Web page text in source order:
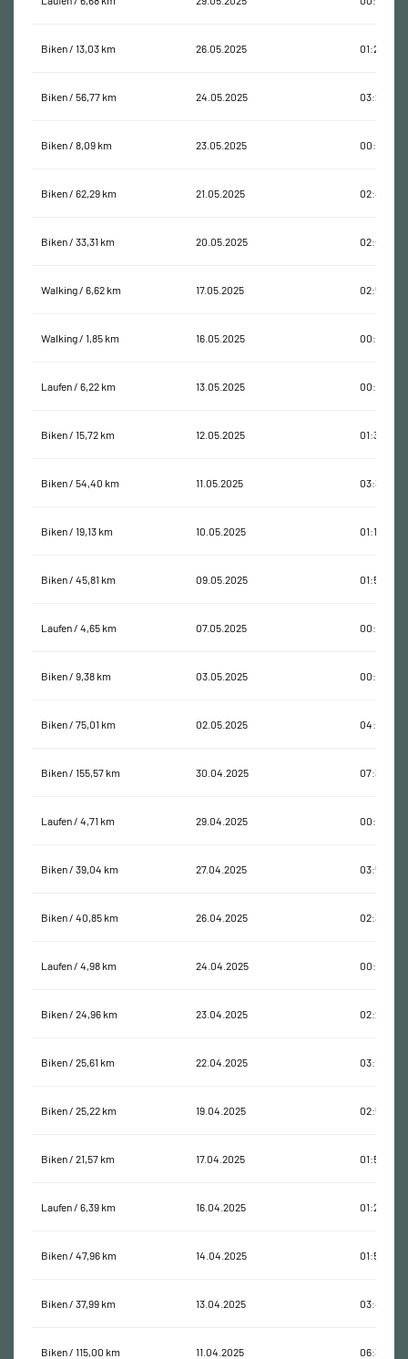
Biken / 13,03 km 26.05.2025 01:28:18
Biken / 56,77 km 24.05.2025 03:28:26
Biken / 8,09 km 23.05.2025 00:53:48
Biken / 62,29 km 21.05.2025 02:47:16
Biken / 33,31 km 20.05.2025 02:03:13
Walking / 6,62 km 17.05.2025 02:59:57
Walking / 1,85 km 16.05.2025 00:41:18
Laufen / 6,22 km 13.05.2025 00:48:27
Biken / 15,72 km 12.05.2025 01:30:41
Biken / 54,40 km 11.05.2025 03:39:18
Biken / 19,13 km 10.05.2025 01:18:00
Biken / 45,81 km 09.05.2025 01:53:21
Laufen / 4,65 km 07.05.2025 00:44:14
Biken / 9,38 km 03.05.2025 00:57:38
Biken / 75,01 km 02.05.2025 04:58:37
Biken / 155,57 km 30.04.2025 07:39:26
Laufen / 4,71 km 29.04.2025 00:48:07
Biken / 39,04 km 27.04.2025 03:52:11
Biken / 40,85 km 26.04.2025 02:37:45
Laufen / 4,98 km 24.04.2025 00:52:15
Biken / 24,96 km 23.04.2025 02:26:17
Biken / 25,61 km 22.04.2025 03:10:16
Biken / 25,22 km 19.04.2025 02:51:50
Biken / 21,57 km 17.04.2025 01:52:38
Laufen / 6,39 km 16.04.2025 01:22:16
Biken / 47,96 km 14.04.2025 01:52:04
Biken / 37,99 km 13.04.2025 03:44:48
Biken / 115,00 km 11.04.2025 06:32:14